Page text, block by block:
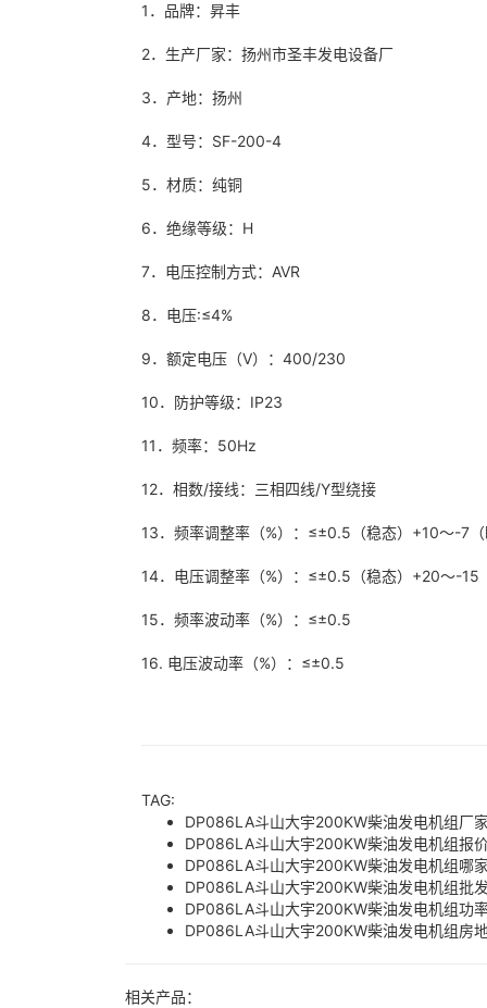
1．品牌：昇丰
2．生产厂家：扬州市圣丰发电设备厂
3．产地：扬州
4．型号：SF-200-4
5．材质：纯铜
6．绝缘等级：H
7．电压控制方式：AVR
8．电压:≤4%
9．额定电压（V）：400/230
10．防护等级：IP23
11．频率：50Hz
12．相数/接线：三相四线/Y型绕接
13．频率调整率（%）：≤±0.5（稳态）+10～-7
14．电压调整率（%）：≤±0.5（稳态）+20～-15
15．频率波动率（%）：≤±0.5
16. 电压波动率（%）：≤±0.5
TAG:
DP086LA斗山大宇200KW柴油发电机组厂
DP086LA斗山大宇200KW柴油发电机组报
DP086LA斗山大宇200KW柴油发电机组哪
DP086LA斗山大宇200KW柴油发电机组批
DP086LA斗山大宇200KW柴油发电机组功
DP086LA斗山大宇200KW柴油发电机组房
相关产品：